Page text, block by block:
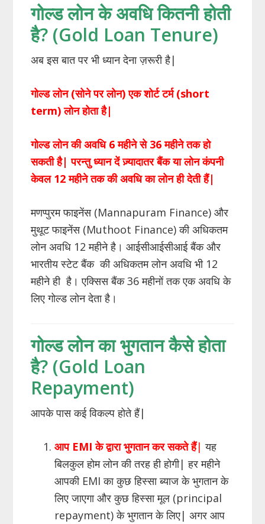
गोल्ड लोन के अवधि कितनी होती
है? (Gold Loan Tenure)
अब इस बात पर भी ध्यान देना ज़रूरी है|
गोल्ड लोन (सोने पर लोन) एक शोर्ट टर्म (short
term) लोन होता है|
गोल्ड लोन की अवधि 6 महीने से 36 महीने तक हो
सकती है| परन्तु ध्यान दें ज़्यादातर बैंक या लोन कंपनी
केवल 12 महीने तक की अवधि का लोन ही देती हैं|
मणप्पुरम फाइनेंस (Mannapuram Finance) और
मुथूट फाइनेंस (Muthoot Finance) की अधिकतम
लोन अवधि 12 महीने है। आईसीआईसीआई बैंक और
भारतीय स्टेट बैंक की अधिकतम लोन अवधि भी 12
महीने ही है। एक्सिस बैंक 36 महीनों तक एक अवधि के
लिए गोल्ड लोन देता है।
गोल्ड लोन का भुगतान कैसे होता
है? (Gold Loan
Repayment)
आपके पास कई विकल्प होते हैं|
आप EMI के द्वारा भुगतान कर सकते हैं| यह
बिलकुल होम लोन की तरह ही होगी| हर महीने
आपकी EMI का कुछ हिस्सा ब्याज के भुगतान के
लिए जाएगा और कुछ हिस्सा मूल (principal
repayment) के भुगतान के लिए| अगर आप